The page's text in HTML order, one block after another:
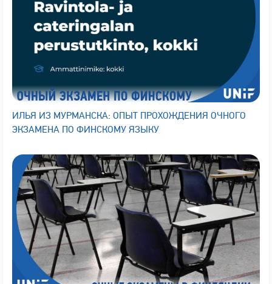
ИЛЬЯ ИЗ МУРМАНСКА: ОПЫТ ПРОХОЖДЕНИЯ ОЧНОГО
ЭКЗАМЕНА ПО ФИНСКОМУ ЯЗЫКУ